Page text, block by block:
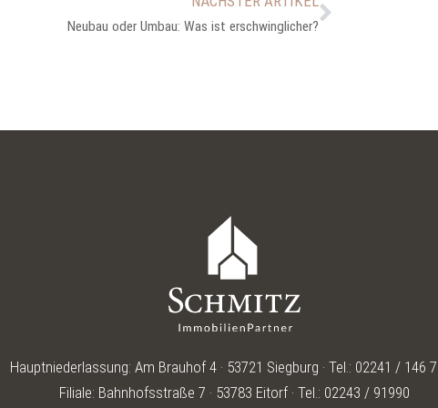
Neubau oder Umbau: Was ist erschwinglicher?
Hauptniederlassung: Am Brauhof 4 · 53721 Siegburg · Tel.: 02241 / 146
Filiale: Bahnhofsstraße 7 · 53783 Eitorf · Tel.: 02243 / 91990